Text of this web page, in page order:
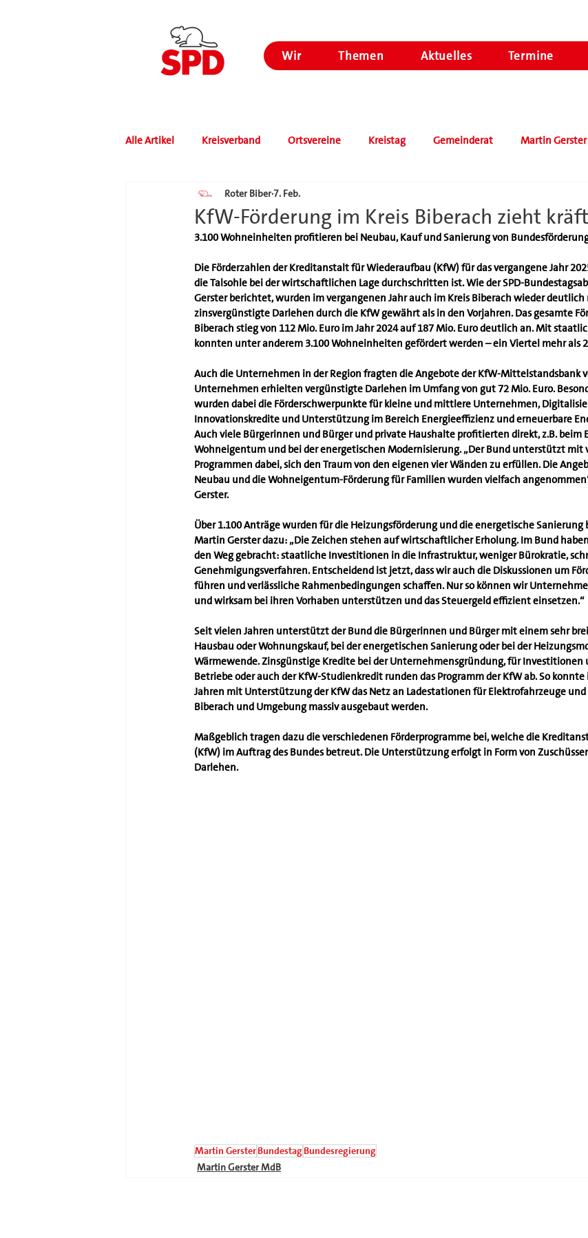
Wir Themen Aktuelles Termine
Alle Artikel Kreisverband Ortsvereine Kreistag Gemeinderat Martin
KfW-Förderung im Kreis Biberach zieht
Roter Biber7. Feb.
3.100 Wohneinheiten profitieren bei Neubau, Kauf und Sanierung von
Die Förderzahlen der Kreditanstalt für Wiederaufbau (KfW) für das vergangene Jahr
die Talsohle bei der wirtschaftlichen Lage durchschritten ist. Wie der SPD-
Gerster berichtet, wurden im vergangenen Jahr auch im Kreis Biberach wieder deutlich
zinsvergünstigte Darlehen durch die KfW gewährt als in den Vorjahren. Das gesamte
Biberach stieg von 112 Mio. Euro im Jahr 2024 auf 187 Mio. Euro deutlich an. Mit
konnten unter anderem 3.100 Wohneinheiten gefördert werden – ein Viertel mehr als
Auch die Unternehmen in der Region fragten die Angebote der KfW-Mittelstandsbank
Unternehmen erhielten vergünstigte Darlehen im Umfang von gut 72 Mio. Euro.
wurden dabei die Förderschwerpunkte für kleine und mittlere Unternehmen,
Innovationskredite und Unterstützung im Bereich Energieeffizienz und erneuerbare
Auch viele Bürgerinnen und Bürger und private Haushalte profitierten direkt, z.B. beim
Wohneigentum und bei der energetischen Modernisierung. „Der Bund unterstützt mit
Programmen dabei, sich den Traum von den eigenen vier Wänden zu erfüllen. Die
Neubau und die Wohneigentum-Förderung für Familien wurden vielfach
Gerster.
Über 1.100 Anträge wurden für die Heizungsförderung und die energetische
Martin Gerster dazu: „Die Zeichen stehen auf wirtschaftlicher Erholung. Im Bund
den Weg gebracht: staatliche Investitionen in die Infrastruktur, weniger Bürokratie,
Genehmigungsverfahren. Entscheidend ist jetzt, dass wir auch die Diskussionen um
führen und verlässliche Rahmenbedingungen schaffen. Nur so können wir
und wirksam bei ihren Vorhaben unterstützen und das Steuergeld effizient einsetzen.“
Seit vielen Jahren unterstützt der Bund die Bürgerinnen und Bürger mit einem sehr
Hausbau oder Wohnungskauf, bei der energetischen Sanierung oder bei der
Wärmewende. Zinsgünstige Kredite bei der Unternehmensgründung, für
Betriebe oder auch der KfW-Studienkredit runden das Programm der KfW ab. So
Jahren mit Unterstützung der KfW das Netz an Ladestationen für Elektrofahrzeuge
Biberach und Umgebung massiv ausgebaut werden.
Maßgeblich tragen dazu die verschiedenen Förderprogramme bei, welche die
(KfW) im Auftrag des Bundes betreut. Die Unterstützung erfolgt in Form von
Darlehen.
Martin GersterBundestagBundesregierung
Martin Gerster MdB